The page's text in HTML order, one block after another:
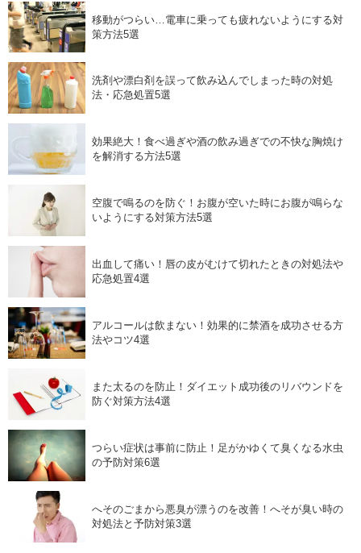
移動がつらい…電車に乗っても疲れないようにする対
策方法5選
洗剤や漂白剤を誤って飲み込んでしまった時の対処
法・応急処置5選
効果絶大！食べ過ぎや酒の飲み過ぎでの不快な胸焼け
を解消する方法5選
空腹で鳴るのを防ぐ！お腹が空いた時にお腹が鳴らな
いようにする対策方法5選
出血して痛い！唇の皮がむけて切れたときの対処法や
応急処置4選
アルコールは飲まない！効果的に禁酒を成功させる方
法やコツ4選
また太るのを防止！ダイエット成功後のリバウンドを
防ぐ対策方法4選
つらい症状は事前に防止！足がかゆくて臭くなる水虫
の予防対策6選
へそのごまから悪臭が漂うのを改善！へそが臭い時の
対処法と予防対策3選